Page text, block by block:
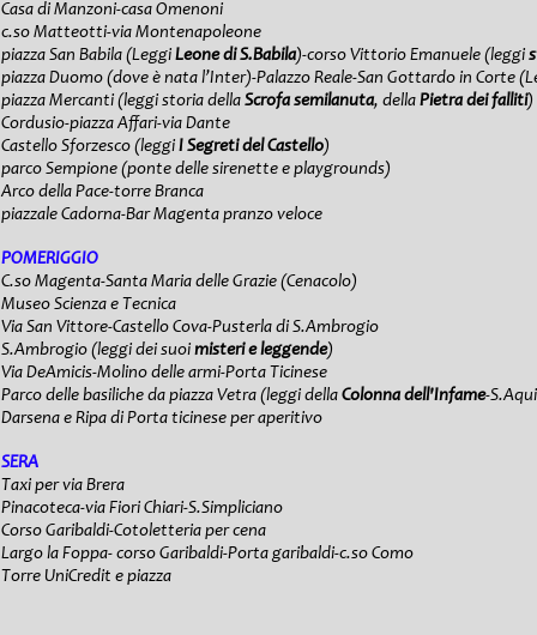
Casa di Manzoni-casa Omenoni
c.so Matteotti-via Montenapoleone
piazza San Babila (Leggi Leone di S.Babila)-corso Vittorio Emanuele (leggi
piazza Duomo (dove è nata l’Inter)-Palazzo Reale-San Gottardo in Corte
piazza Mercanti (leggi storia della Scrofa semilanuta, della Pietra dei falliti)
Cordusio-piazza Affari-via Dante
Castello Sforzesco (leggi I Segreti del Castello)
parco Sempione (ponte delle sirenette e playgrounds)
Arco della Pace-torre Branca
piazzale Cadorna-Bar Magenta pranzo veloce
POMERIGGIO
C.so Magenta-Santa Maria delle Grazie (Cenacolo)
Museo Scienza e Tecnica
Via San Vittore-Castello Cova-Pusterla di S.Ambrogio
S.Ambrogio (leggi dei suoi misteri e leggende)
Via DeAmicis-Molino delle armi-Porta Ticinese
Parco delle basiliche da piazza Vetra (leggi della Colonna dell'Infame-
Darsena e Ripa di Porta ticinese per aperitivo
SERA
Taxi per via Brera
Pinacoteca-via Fiori Chiari-S.Simpliciano
Corso Garibaldi-Cotoletteria per cena
Largo la Foppa- corso Garibaldi-Porta garibaldi-c.so Como
Torre UniCredit e piazza